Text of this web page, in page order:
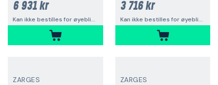
6 931 kr
Kan ikke bestilles for øyeblikket
3 716 kr
Kan ikke bestilles for øyeblikket
ZARGES ZARGES